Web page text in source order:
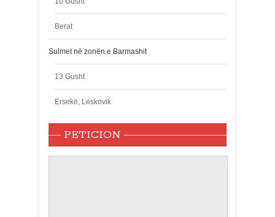
Berat
Sulmet në zonën e Barmashit
13 Gusht
Ersekë, Leskovik
PETICION